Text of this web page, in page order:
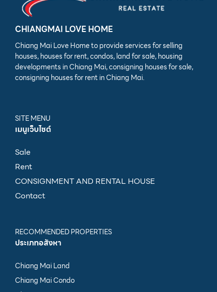
CHIANGMAI LOVE HOME
Chiang Mai Love Home to provide services for selling
houses, houses for rent, condos, land for sale, housing
developments in Chiang Mai, consigning houses for sale,
consigning houses for rent in Chiang Mai.
SITE MENU
เมนูเว็บไซต์
Sale
Rent
CONSIGNMENT AND RENTAL HOUSE
Contact
RECOMMENDED PROPERTIES
ประเภทอสังหา
Chiang Mai Land
Chiang Mai Condo